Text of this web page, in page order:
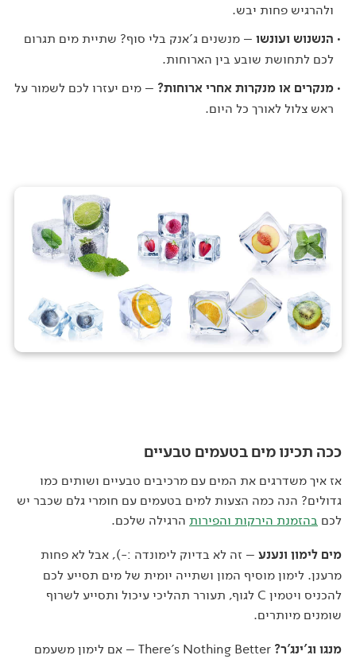
ולהרגיש פחות יבש.
הנשנוש ועונשו– מנשנים ג'אנק בלי סוף? שתיית מים תגרום
לכם לתחושת שובע בין הארוחות.
מנקרים או מנקרות אחרי ארוחות?– מים יעזרו לכם לשמור על
ראש צלול לאורך כל היום.
ככה תכינו מים בטעמים טבעיים
אז איך משדרגים את המים עם מרכיבים טבעיים ושותים כמו
גדולים? הנה כמה הצעות למים בטעמים עם חומרי גלם שכבר יש
לכם בהזמנת הירקות והפירותהרגילה שלכם.
מים לימון ונענע– זה לא בדיוק לימונדה :-), אבל לא פחות
מרענן. לימון מוסיף המון ושתייה יומית של מים תסייע לכם
להכניס ויטמין C לגוף, תעורר תהליכי עיכול ותסייע לשרוף
שומנים מיותרים.
מנגו וג'ינג'ר?
There's Nothing Better – אם לימון משעמם